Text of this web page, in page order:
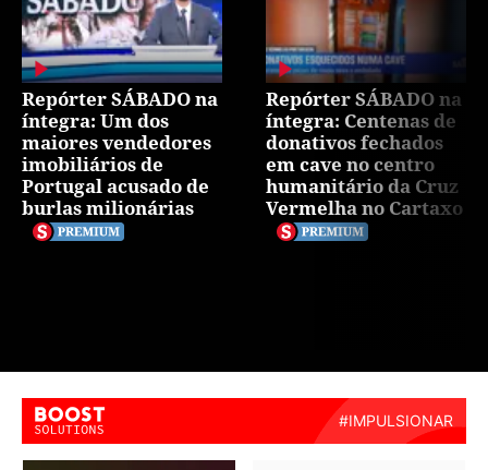
Repórter SÁBADO na
íntegra: Um dos
maiores vendedores
imobiliários de
Portugal acusado de
burlas milionárias
Repórter SÁBADO na
íntegra: Centenas de
donativos fechados
em cave no centro
humanitário da Cruz
Vermelha no Cartaxo